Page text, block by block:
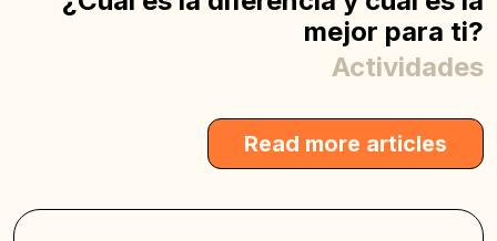
mejor para ti?
Actividades
Read more articles